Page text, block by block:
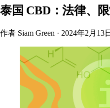
泰国 CBD：法律、
作者 Siam Green · 2024年2月13日